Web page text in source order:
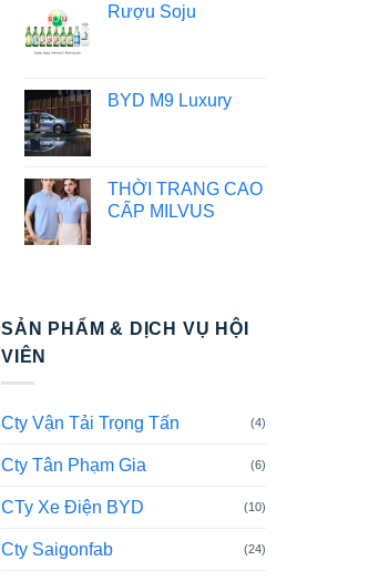
Rượu Soju
BYD M9 Luxury
THỜI TRANG CAO
CẤP MILVUS
SẢN PHẨM & DỊCH VỤ HỘI
VIÊN
Cty Vận Tải Trọng Tấn (4)
Cty Tân Phạm Gia (6)
CTy Xe Điện BYD (10)
Cty Saigonfab (24)